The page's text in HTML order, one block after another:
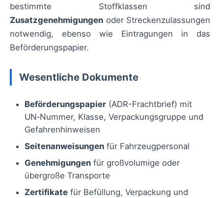
bestimmte Stoffklassen sind
Zusatzgenehmigungen oder Streckenzulassungen
notwendig, ebenso wie Eintragungen in das
Beförderungspapier.
Wesentliche Dokumente
Beförderungspapier (ADR-Frachtbrief) mit
UN‑Nummer, Klasse, Verpackungsgruppe und
Gefahrenhinweisen
Seitenanweisungen für Fahrzeugpersonal
Genehmigungen für großvolumige oder
übergroße Transporte
Zertifikate für Befüllung, Verpackung und